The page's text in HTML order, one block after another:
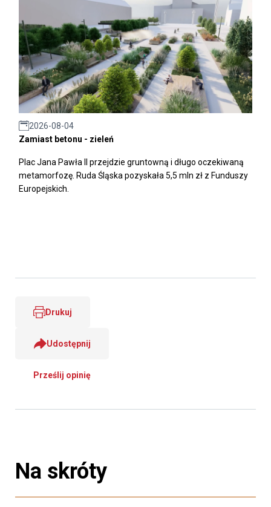
2026-08-04
Zamiast betonu - zieleń
Plac Jana Pawła II przejdzie gruntowną i długo oczekiwaną
metamorfozę. Ruda Śląska pozyskała 5,5 mln zł z Funduszy
Europejskich.
Drukuj
Udostępnij
Prześlij opinię
Na skróty